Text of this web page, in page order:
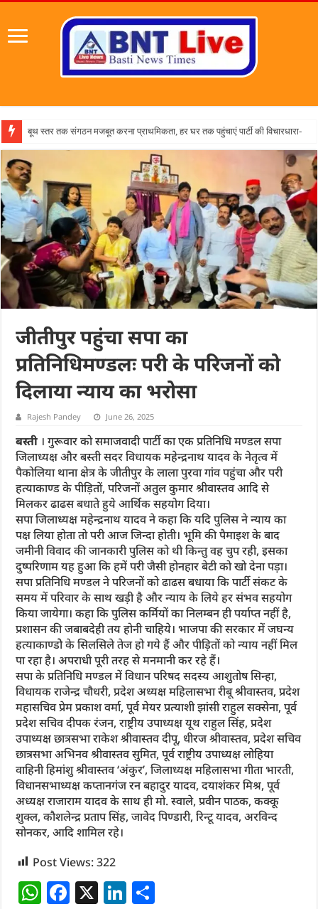
पहल संस्थापक की प
जीतीपुर पहुंचा सपा का
प्रतिनिधिमण्डलः परी के परिजनों को
दिलाया न्याय का भरोसा
Rajesh Pandey June 26, 2025
बस्ती । गुरूवार को समाजवादी पार्टी का एक प्रतिनिधि मण्डल सपा
जिलाध्यक्ष और बस्ती सदर विधायक महेन्द्रनाथ यादव के नेतृत्व में
पैकोलिया थाना क्षेत्र के जीतीपुर के लाला पुरवा गांव पहुंचा और परी
हत्याकाण्ड के पीड़ितों, परिजनों अतुल कुमार श्रीवास्तव आदि से
मिलकर ढाढस बधाते हुये आर्थिक सहयोग दिया।
सपा जिलाध्यक्ष महेन्द्रनाथ यादव ने कहा कि यदि पुलिस ने न्याय का
पक्ष लिया होता तो परी आज जिन्दा होती। भूमि की पैमाइश के बाद
जमीनी विवाद की जानकारी पुलिस को थी किन्तु वह चुप रही, इसका
दुष्परिणाम यह हुआ कि हमें परी जैसी होनहार बेटी को खो देना पड़ा।
सपा प्रतिनिधि मण्डल ने परिजनों को ढाढस बधाया कि पार्टी संकट के
समय में परिवार के साथ खड़ी है और न्याय के लिये हर संभव सहयोग
किया जायेगा। कहा कि पुलिस कर्मियों का निलम्बन ही पर्याप्त नहीं है,
प्रशासन की जबाबदेही तय होनी चाहिये। भाजपा की सरकार में जघन्य
हत्याकाण्डोे के सिलसिले तेज हो गये हैं और पीड़ितों को न्याय नहीं मिल
पा रहा है। अपराधी पूरी तरह से मनमानी कर रहे हैं।
सपा के प्रतिनिधि मण्डल में विधान परिषद सदस्य आशुतोष सिन्हा,
विधायक राजेन्द्र चौधरी, प्रदेश अध्यक्ष महिलासभा रीबू श्रीवास्तव, प्रदेश
महासचिव प्रेम प्रकाश वर्मा, पूर्व मेयर प्रत्याशी झांसी राहुल सक्सेना, पूर्व
प्रदेश सचिव दीपक रंजन, राष्ट्रीय उपाध्यक्ष यूथ राहुल सिंह, प्रदेश
उपाध्यक्ष छात्रसभा राकेश श्रीवास्तव दीपू, धीरज श्रीवास्तव, प्रदेश सचिव
छात्रसभा अभिनव श्रीवास्तव सुमित, पूर्व राष्ट्रीय उपाध्यक्ष लोहिया
वाहिनी हिमांशु श्रीवास्तव ‘अंकुर’, जिलाध्यक्ष महिलासभा गीता भारती,
विधानसभाध्यक्ष कप्तानगंज रन बहादुर यादव, दयाशंकर मिश्र, पूर्व
अध्यक्ष राजाराम यादव के साथ ही मो. स्वाले, प्रवीन पाठक, कक्कू
शुक्ल, कौशलेन्द्र प्रताप सिंह, जावेद पिण्डारी, रिन्टू यादव, अरविन्द
सोनकर, आदि शामिल रहे।
Post Views:322
W F X Li